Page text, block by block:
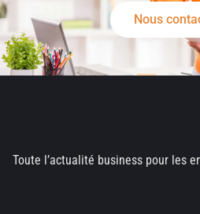
Nous
Toute l’actualité business pour les